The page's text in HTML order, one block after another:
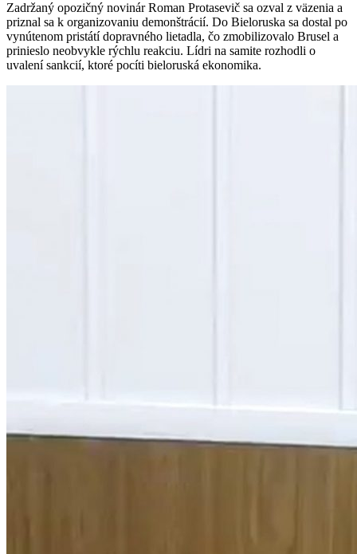
Zadržaný opozičný novinár Roman Protasevič sa ozval z väzenia a
priznal sa k organizovaniu demonštrácií. Do Bieloruska sa dostal po
vynútenom pristátí dopravného lietadla, čo zmobilizovalo Brusel a
prinieslo neobvykle rýchlu reakciu. Lídri na samite rozhodli o
uvalení sankcií, ktoré pocíti bieloruská ekonomika.